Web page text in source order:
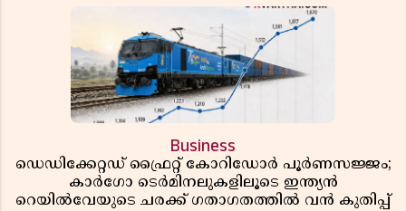
Business
ഡെഡിക്കേറ്റഡ് ഫ്രൈറ്റ് കോറിഡോർ പൂർണസജ്ജം;
കാർഗോ ടെർമിനലുകളിലൂടെ ഇന്ത്യൻ
റെയിൽവേയുടെ ചരക്ക് ഗതാഗതത്തിൽ വൻ കുതിപ്പ്